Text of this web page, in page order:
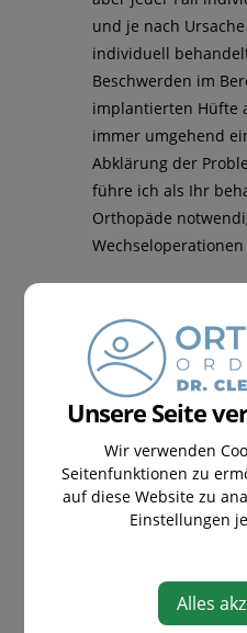
und je nach
individuell
Beschwerden im
implantierten Hüfte
immer umgehend
Abklärung der
führe ich als Ihr
Orthopäde
OP bei
Unsere Seite
Wir verwenden
Seitenfunktionen zu
auf diese Website zu
Einstellungen
Alles